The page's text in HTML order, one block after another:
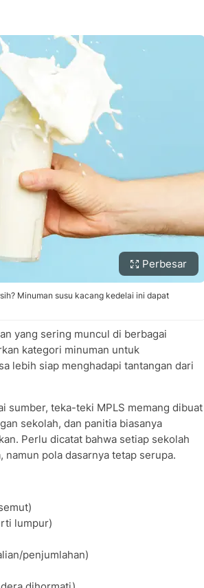
Perbesar
Minuman susu kacang kedelai ini dapat
yang sering muncul di berbagai
kategori minuman untuk
lebih siap menghadapi tantangan dari
sumber, teka-teki MPLS memang dibuat
sekolah, dan panitia biasanya
Perlu dicatat bahwa setiap sekolah
pola dasarnya tetap serupa.
lumpur)
penjumlahan)